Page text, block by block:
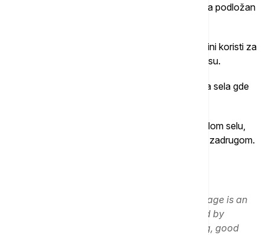
urbanim selima oko Šenžena, ali taj broj je veoma podložan
Deo su "plutajuće populacije", izraza koji se u Kini koristi za
stanovništvo koje ne postoji na zvaničnom popisu.
Nekada su, na mestu velikih gradova, bila obična sela gde
Vlasništvo nad samim zemljištem pripadalo je celom selu,
odnosno onome što bi se u Srbiji moglo nazvati zadrugom.
In urban planning and design, an urban village is an
urban development typically characterized by
medium-density housing, mixed use zoning, good